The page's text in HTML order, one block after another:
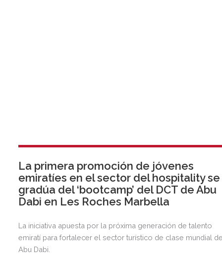
La primera promoción de jóvenes
emiratíes en el sector del hospitality se
gradúa del ‘bootcamp’ del DCT de Abu
Dabi en Les Roches Marbella
La iniciativa apuesta por la próxima generación de talento
emiratí para fortalecer el sector turístico de clase mundial
Abu Dabi.